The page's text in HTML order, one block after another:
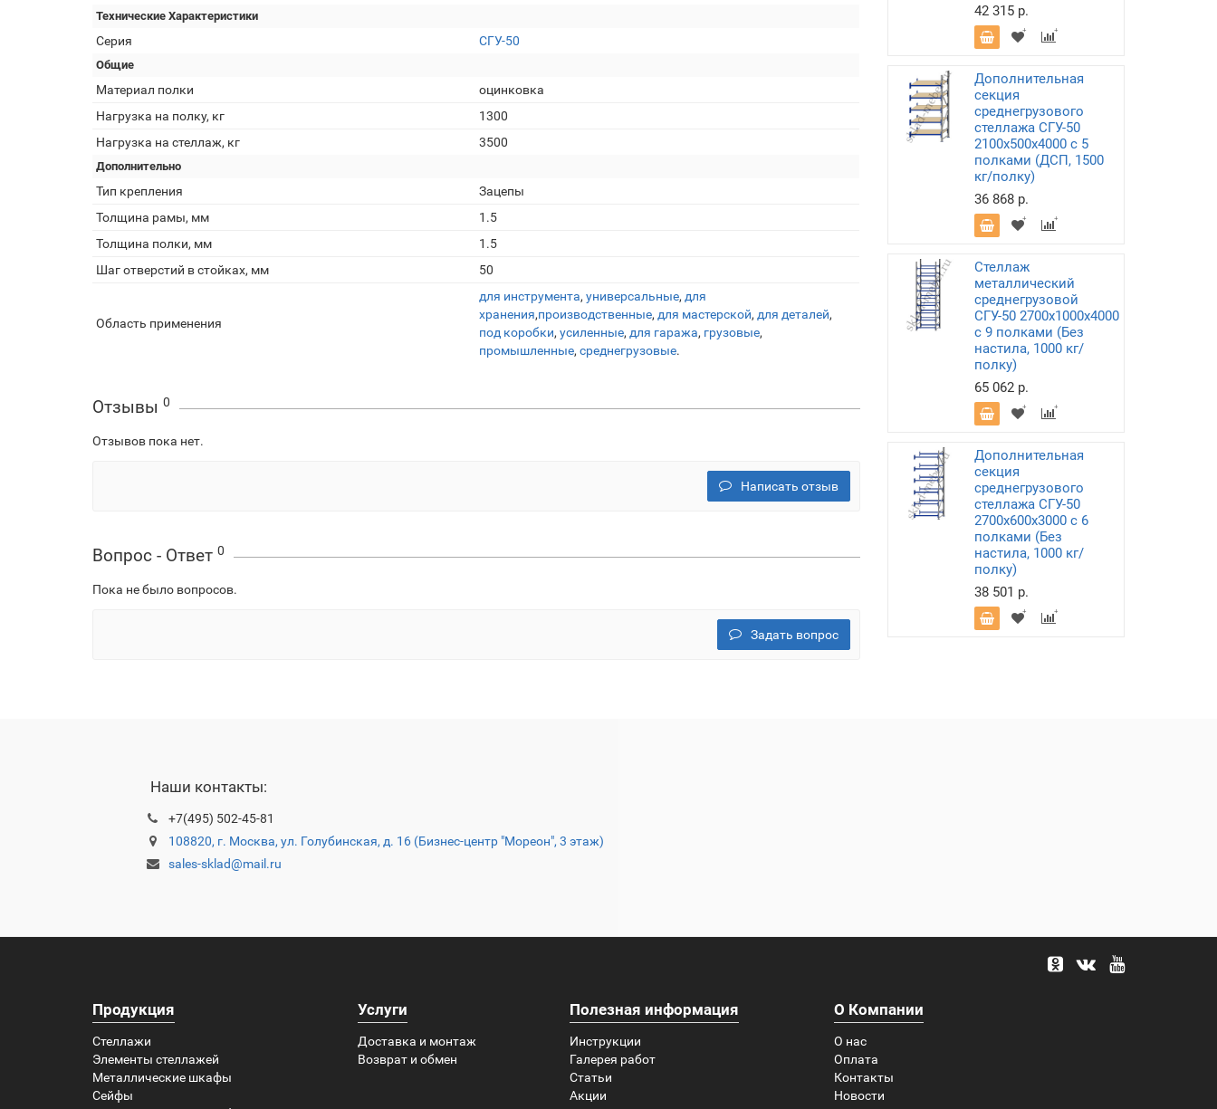
Технические Характеристики
Серия СГУ-50
Общие
Материал полки
оцинковка
Нагрузка на полку, кг
1300
Нагрузка на стеллаж, кг
3500
Дополнительно
Тип крепления
Зацепы
Толщина рамы, мм
1.5
Толщина полки, мм
1.5
Шаг отверстий в стойках, мм
50
Область применения
для инструмента, универсальные, для
хранения,производственные, для мастерской, для деталей,
под коробки, усиленные, для гаража, грузовые,
промышленные, среднегрузовые.
Отзывы 0
Отзывов пока нет.
Написать отзыв
Вопрос - Ответ 0
Пока не было вопросов.
Задать вопрос
42 315 р.
Дополнительная
секция
среднегрузового
стеллажа СГУ-50
2100х500х4000 с 5
полками (ДСП, 1500
кг/полку)
36 868 р.
Стеллаж
металлический
среднегрузовой
СГУ-50 2700х1000х4000
с 9 полками (Без
настила, 1000 кг/
полку)
65 062 р.
Дополнительная
секция
среднегрузового
стеллажа СГУ-50
2700х600х3000 с 6
полками (Без
настила, 1000 кг/
полку)
38 501 р.
Наши контакты:
+7(495) 502-45-81
108820, г. Москва, ул. Голубинская, д. 16 (Бизнес-центр "Мореон", 3 этаж)
sales-sklad@mail.ru
Продукция
Стеллажи
Элементы стеллажей
Металлические шкафы
Сейфы
Услуги
Доставка и монтаж
Возврат и обмен
Полезная информация
Инструкции
Галерея работ
Статьи
Акции
О Компании
О нас
Оплата
Контакты
Новости